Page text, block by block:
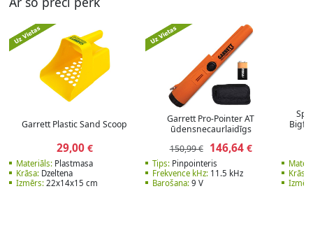
Garrett Plastic Sand Scoop
29,00€
Materiāls:Plastmasa
Krāsa:Dzeltena
Izmērs:22x14x15 cm
Garrett Pro-Pointer AT
ūdensnecaurlaidīgs
150,99 €
146,64€
Tips:Pinpointeris
Frekvence kHz:11.5 kHz
Barošana:9 V
Krāsa: